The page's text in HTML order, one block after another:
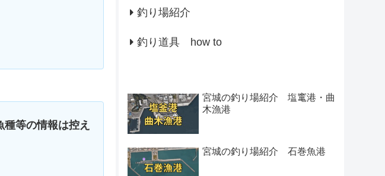
等の情報は控え
釣り場紹介
釣り道具 how to
宮城の釣り場紹介 塩竃港・曲
木漁港
宮城の釣り場紹介 石巻魚港